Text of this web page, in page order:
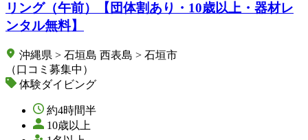
リング（午前）【団体割あり・10歳以上・器材レ
ンタル無料】
沖縄県 > 石垣島 西表島 > 石垣市
（口コミ募集中）
体験ダイビング
約4時間半
10歳以上